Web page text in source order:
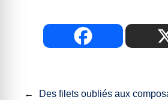
←
Des filets oubliés aux